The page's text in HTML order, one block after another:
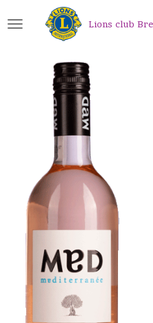
direct
hoofdinhoud
Lions club